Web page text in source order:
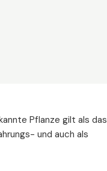
Pflanze gilt als das
und auch als